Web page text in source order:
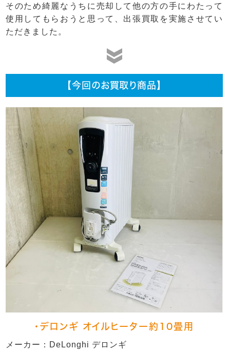
そのため綺麗なうちに売却して他の方の手にわたって
使用してもらおうと思って、出張買取を実施させてい
ただきました。
【今回のお買取り商品】
・デロンギ オイルヒーター約10畳用
メーカー：DeLonghi デロンギ